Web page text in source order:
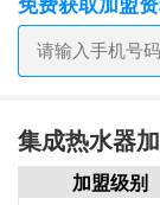
集成热水器
加盟级别